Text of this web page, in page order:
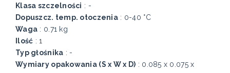
Klasa szczelności : -
Dopuszcz. temp. otoczenia : 0-40 °C
Waga : 0.71 kg
Ilość : 1
Typ głośnika : -
Wymiary opakowania (S x W x D) : 0.085 x 0.075 x